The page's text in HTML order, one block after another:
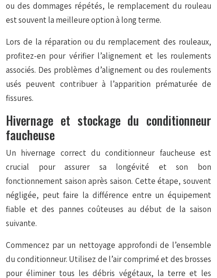
ou des dommages répétés, le remplacement du rouleau
est souvent la meilleure option à long terme.
Lors de la réparation ou du remplacement des rouleaux,
profitez-en pour vérifier l’alignement et les roulements
associés. Des problèmes d’alignement ou des roulements
usés peuvent contribuer à l’apparition prématurée de
fissures.
Hivernage et stockage du conditionneur
faucheuse
Un hivernage correct du conditionneur faucheuse est
crucial pour assurer sa longévité et son bon
fonctionnement saison après saison. Cette étape, souvent
négligée, peut faire la différence entre un équipement
fiable et des pannes coûteuses au début de la saison
suivante.
Commencez par un nettoyage approfondi de l’ensemble
du conditionneur. Utilisez de l’air comprimé et des brosses
pour éliminer tous les débris végétaux, la terre et les